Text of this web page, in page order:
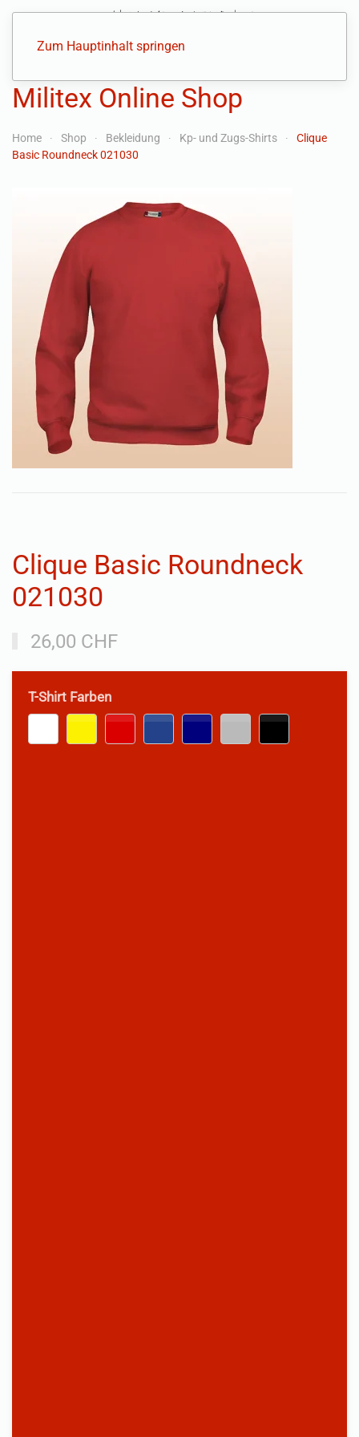
Zum Hauptinhalt springen
Militex Online Shop
Home Shop Bekleidung Kp- und Zugs-Shirts
Clique
Basic Roundneck 021030
Clique Basic Roundneck
021030
26,00 CHF
T-Shirt Farben